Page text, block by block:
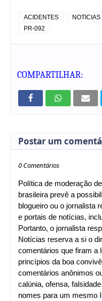
ACIDENTES NOTICIAS
PR-092
COMPARTILHAR:
Postar um
0 Comentários
Política de moderação
brasileira prevê a
blogueiro ou o jornalista
e portais de notícias,
Portanto, o jornalista
Notícias reserva a si o
comentários que firam a
princípios da boa
comentários anônimos
calúnia, ofensa,
nomes para um mesmo